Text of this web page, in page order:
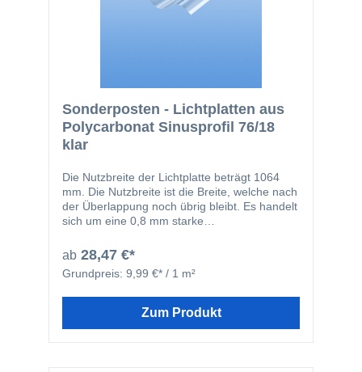
Sonderposten - Lichtplatten aus
Polycarbonat Sinusprofil 76/18
klar
Die Nutzbreite der Lichtplatte beträgt 1064
mm. Die Nutzbreite ist die Breite, welche nach
der Überlappung noch übrig bleibt. Es handelt
sich um eine 0,8 mm starke
Außenseite eine UV Vergütung. Lichtplatten
aus Polycarbonat sind dank ihrer hohen
Lichtdurchlässigkeit, Profilstruktur und
langer Lebensdauer, zum führenden Material
ab 28,47 €*
Grundpreis: 9,99 €* / 1 m²
Zum Produkt